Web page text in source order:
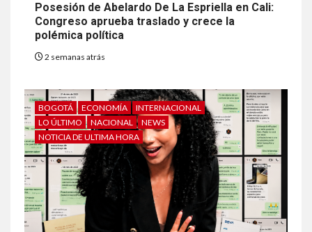
Posesión de Abelardo De La Espriella en Cali:
Congreso aprueba traslado y crece la
polémica política
2 semanas atrás
BOGOTÁ ECONOMÍA
INTERNACIONAL
LO ÚLTIMO
NACIONAL
NEWS
NOTICIA DE ULTIMA HORA